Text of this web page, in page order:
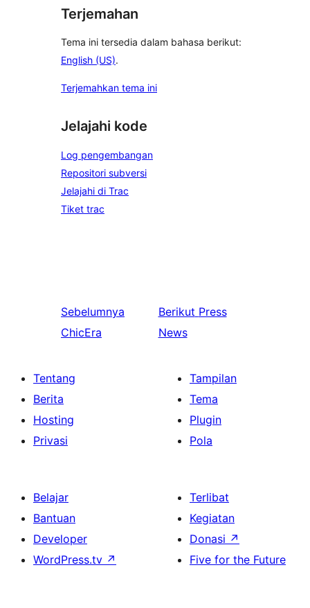
Terjemahan
Tema ini tersedia dalam bahasa berikut:
English (US).
Terjemahkan tema ini
Jelajahi kode
Log pengembangan
Repositori subversi
Jelajahi di Trac
Tiket trac
Sebelumnya
ChicEra
Berikut Press
News
Tentang
Berita
Hosting
Privasi
Tampilan
Tema
Plugin
Pola
Belajar
Bantuan
Developer
WordPress.tv ↗
Terlibat
Kegiatan
Donasi ↗
Five for the Future